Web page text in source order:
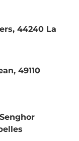
44240 La
49110